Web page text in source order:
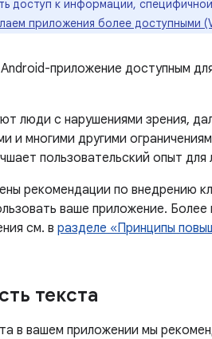
доступ к информации,
приложения более доступными
приложение доступным
люди с нарушениями зрения,
и многими другими
пользовательский опыт
рекомендации по внедрению
ваше приложение.
см. в разделе «Принципы
текста
в вашем приложении мы